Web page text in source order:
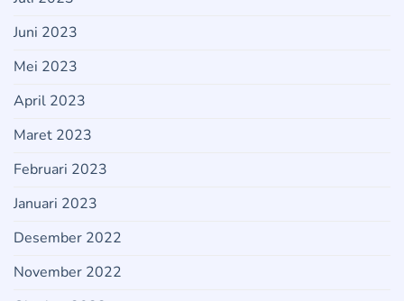
Juni 2023
Mei 2023
April 2023
Maret 2023
Februari 2023
Januari 2023
Desember 2022
November 2022